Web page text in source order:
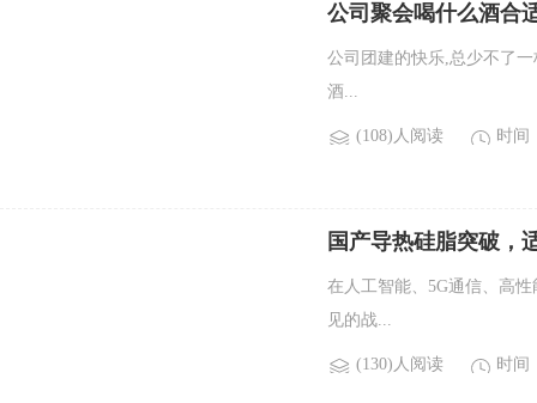
公司聚会喝什么酒合
公司团建的快乐,总少不了
酒...
(108)人阅读 时间
国产导热硅脂突破，
在人工智能、5G通信、高
见的战...
(130)人阅读 时间